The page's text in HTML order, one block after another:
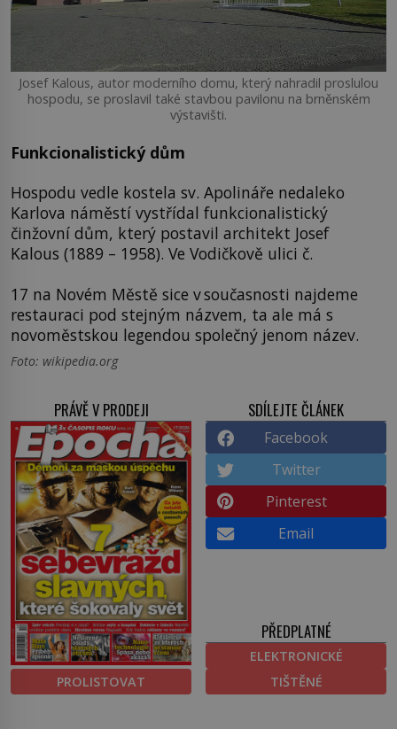
Josef Kalous, autor moderního domu, který nahradil proslulou
hospodu, se proslavil také stavbou pavilonu na brněnském
výstavišti.
Funkcionalistický dům
Hospodu vedle kostela sv. Apolináře nedaleko
Karlova náměstí vystřídal funkcionalistický
činžovní dům, který postavil architekt Josef
Kalous (1889 – 1958). Ve Vodičkově ulici č.
17 na Novém Městě sice v současnosti najdeme
restauraci pod stejným názvem, ta ale má s
novoměstskou legendou společný jenom název.
Foto: wikipedia.org
PRÁVĚ V PRODEJI
PROLISTOVAT
SDÍLEJTE ČLÁNEK
Facebook
Twitter
Pinterest
Email
PŘEDPLATNÉ
ELEKTRONICKÉ
TIŠTĚNÉ